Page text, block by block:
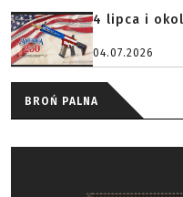
4 lipca i
04.07.2026
BROŃ PALNA